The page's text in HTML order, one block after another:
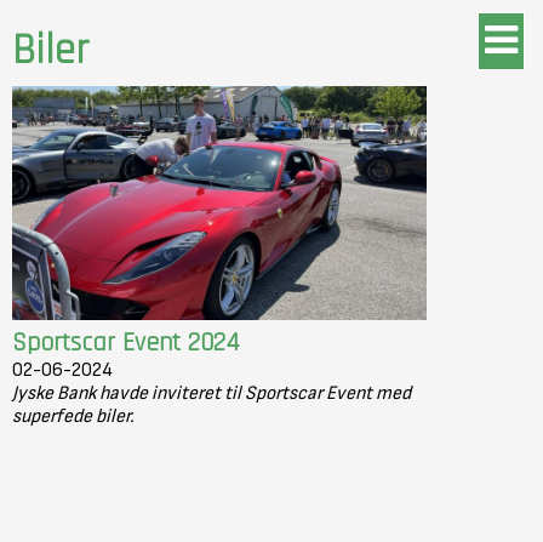
Biler
Sportscar Event 2024
02-06-2024
Jyske Bank havde inviteret til Sportscar Event med
superfede biler.